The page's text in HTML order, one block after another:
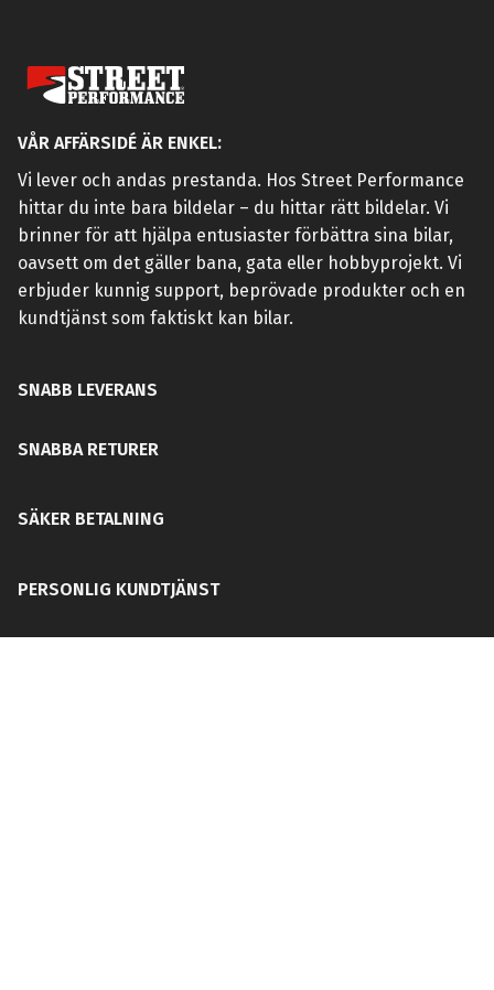
VÅR AFFÄRSIDÉ ÄR ENKEL:
Vi lever och andas prestanda. Hos Street Performance
hittar du inte bara bildelar – du hittar rätt bildelar. Vi
brinner för att hjälpa entusiaster förbättra sina bilar,
oavsett om det gäller bana, gata eller hobbyprojekt. Vi
erbjuder kunnig support, beprövade produkter och en
kundtjänst som faktiskt kan bilar.
SNABB LEVERANS
SNABBA RETURER
SÄKER BETALNING
PERSONLIG KUNDTJÄNST